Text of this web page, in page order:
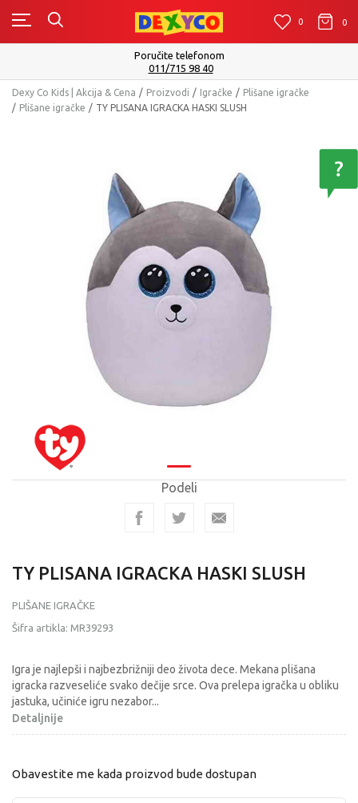
0 0 0
Poručite telefonom
011/715 98 40
Dexy Co Kids | Akcija & Cena Proizvodi Igračke
Plišane igračke
Plišane igračke
TY PLISANA IGRACKA HASKI SLUSH
Podeli
TY PLISANA IGRACKA HASKI SLUSH
PLIŠANE IGRAČKE
Šifra artikla: MR39293
Igra je najlepši i najbezbrižniji deo života dece. Mekana plišana
igracka razveseliće svako dečije srce. Ova prelepa igračka u obliku
jastuka, učiniće igru nezabor...
Detaljnije
Obavestite me kada proizvod bude dostupan